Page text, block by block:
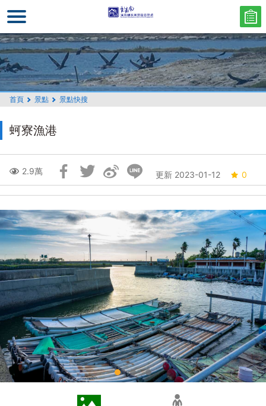
到
主
要
內
容
區
塊
首頁 景點 景點快搜
蚵寮漁港
2.9萬 更新 2023-01-12 0
跳
社
群
分
享